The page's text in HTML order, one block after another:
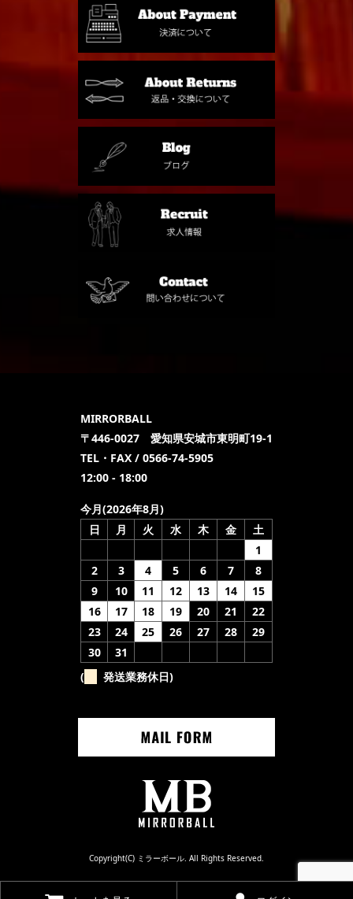
MIRRORBALL
〒446-0027 愛知県安城市東明町19-1
TEL・FAX / 0566-74-5905
12:00 - 18:00
今月(2026年8月)
日
月 火 水 木 金
土
1
2
3 4 5 6 7
8
9
10 11 12 13 14
15
16
17 18 19 20 21
22
23
24 25 26 27 28
29
30
31
(
発送業務休日)
Copyright(C) ミラーボール. All Rights Reserved.